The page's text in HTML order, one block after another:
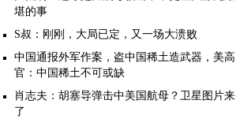
堪的事
S叔：刚刚，大局已定，又一场大溃败
中国通报外军作案，盗中国稀土造武器，美高
官：中国稀土不可或缺
肖志夫：胡塞导弹击中美国航母？卫星图片来
了